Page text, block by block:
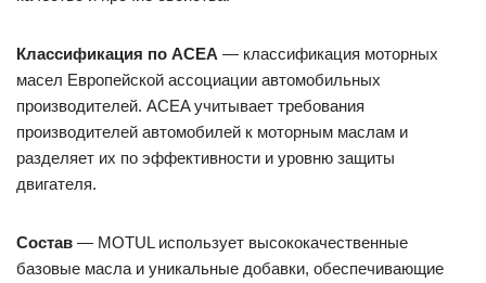
Классификация по ACEA — классификация моторных
масел Европейской ассоциации автомобильных
производителей. ACEA учитывает требования
производителей автомобилей к моторным маслам и
разделяет их по эффективности и уровню защиты
двигателя.
Состав — MOTUL использует высококачественные
базовые масла и уникальные добавки, обеспечивающие